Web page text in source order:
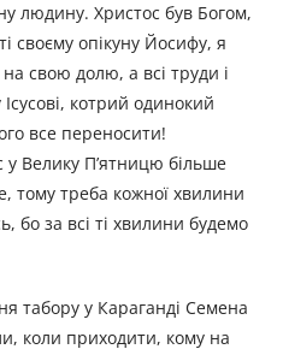
людину. Христос був Богом,
своєму опікуну Йосифу, я
свою долю, а всі труди і
котрий одинокий
все переносити!
Велику П’ятницю більше
тому треба кожної хвилини
бо за всі ті хвилини будемо
табору у Караганді Семена
коли приходити, кому на